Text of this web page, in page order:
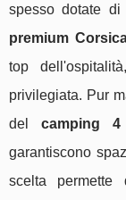
spesso dotate
premium
top
privilegiata. Pur
del camping
garantiscono
scelta permette